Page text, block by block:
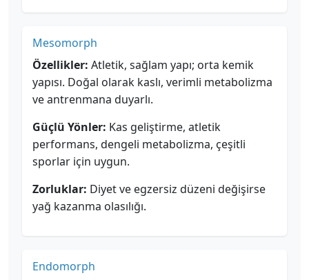
Mesomorph
Özellikler: Atletik, sağlam yapı; orta kemik
yapısı. Doğal olarak kaslı, verimli metabolizma
ve antrenmana duyarlı.
Güçlü Yönler: Kas geliştirme, atletik
performans, dengeli metabolizma, çeşitli
sporlar için uygun.
Zorluklar: Diyet ve egzersiz düzeni değişirse
yağ kazanma olasılığı.
Endomorph